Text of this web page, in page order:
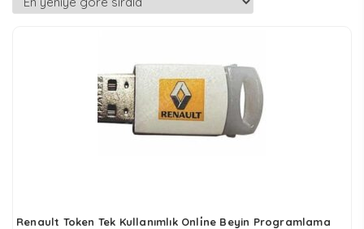
Renault Token Tek Kullanımlık Onli̇ne Beyin Programlama